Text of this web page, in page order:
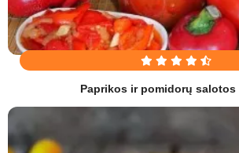
Paprikos ir pomidorų salotos